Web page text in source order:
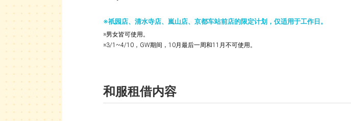
※祇园店、清水寺店、嵐山店、京都车站前店的限定计划，仅适用于工作日。
※男女皆可使用。
※3/1~4/10，GW期间，10月最后一周和11月不可使用。
和服租借内容